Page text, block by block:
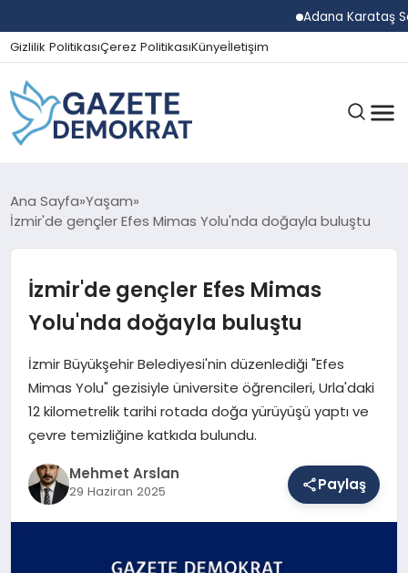
Adana Karataş Sera
Gizlilik PolitikasıÇerez PolitikasıKünyeİletişim
GÜNDEM
SPOR
SAĞLIK
Ana Sayfa Yaşam
İzmir'de gençler Efes Mimas Yolu'nda doğayla buluştu
İzmir'de gençler Efes Mimas
Yolu'nda doğayla buluştu
İzmir Büyükşehir Belediyesi'nin düzenlediği "Efes
Mimas Yolu" gezisiyle üniversite öğrencileri, Urla'daki
12 kilometrelik tarihi rotada doğa yürüyüşü yaptı ve
çevre temizliğine katkıda bulundu.
Mehmet Arslan
29 Haziran 2025 Paylaş